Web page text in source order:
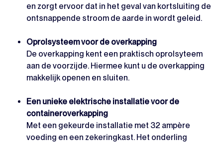
en zorgt ervoor dat in het geval van kortsluiting de
ontsnappende stroom de aarde in wordt geleid.
Oprolsysteem voor de overkapping
De overkapping kent een praktisch oprolsyteem
aan de voorzijde. Hiermee kunt u de overkapping
makkelijk openen en sluiten.
Een unieke elektrische installatie voor de
containeroverkapping
Met een gekeurde installatie met 32 ampère
voeding en een zekeringkast. Het onderling